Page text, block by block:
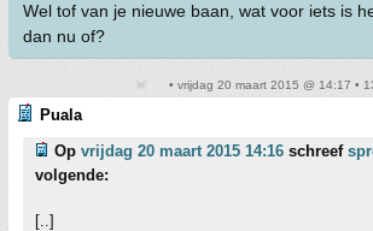
Wel tof van je nieuwe baan, wat voor iets is
dan nu of?
• vrijdag 20 maart 2015 @ 14:17 •
Puala
Op vrijdag 20 maart 2015 14:16 schreef
volgende:
[..]